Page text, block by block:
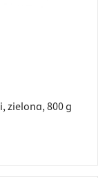
zielona, 800 g